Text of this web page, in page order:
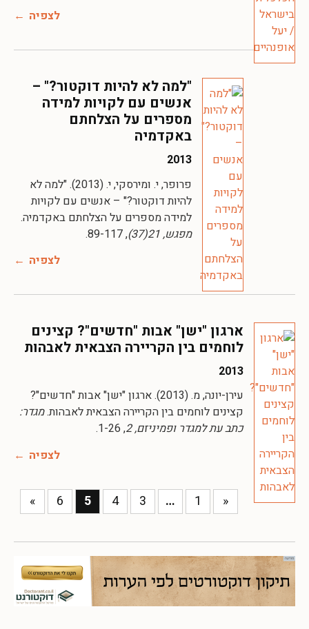
לצפיה
"למה לא להיות דוקטור?" –
אנשים עם לקויות למידה
מספרים על הצלחתם
באקדמיה
2013
פרופר, י. ומירסקי, י. (2013). "למה לא
להיות דוקטור?" – אנשים עם לקויות
למידה מספרים על הצלחתם באקדמיה.
מפגש, 21(37)
, 89-117.
לצפיה
ארגון "ישן" אבות "חדשים"? קצינים
לוחמים בין הקריירה הצבאית לאבהות
2013
עירן-יונה, מ. (2013). ארגון "ישן" אבות "חדשים"?
קצינים לוחמים בין הקריירה הצבאית לאבהות.מגדר:
כתב עת למגדר ופמיניזם, 2 , 1-26.
לצפיה
«
1
…
3
4
5
6
»